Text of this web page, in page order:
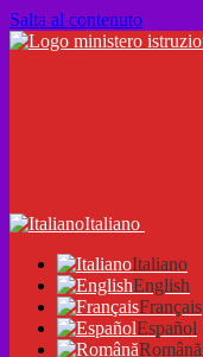
Salta al contenuto
Italiano
Italiano
English
Français
Español
Română